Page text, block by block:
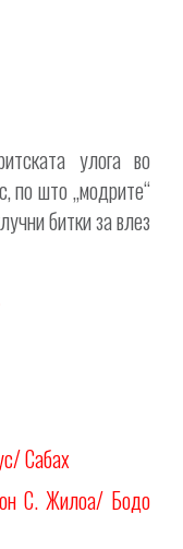
улога во
по што „модрите“
битки за влез
Сабах
С. Жилоа/ Бодо